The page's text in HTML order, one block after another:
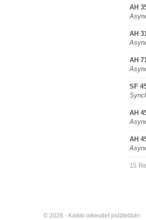
AH
AH
AH
SF
AH
AH
15
© 2026 - Kaikki oikeudet pidätetään.